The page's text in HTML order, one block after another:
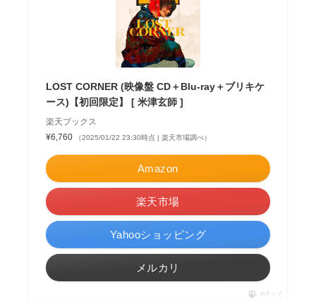
LOST CORNER (映像盤 CD＋Blu-ray＋ブリキケ
ース)【初回限定】 [ 米津玄師 ]
楽天ブックス
¥6,760
（2025/01/22 23:30時点 | 楽天市場調べ）
Amazon
楽天市場
Yahooショッピング
メルカリ
ポチップ